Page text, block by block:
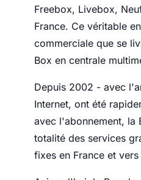
Freebox, Livebox,
France. Ce véritable
commerciale que se
Box en centrale
Depuis 2002 - avec
Internet, ont été
avec l'abonnement, la
totalité des services
fixes en France et